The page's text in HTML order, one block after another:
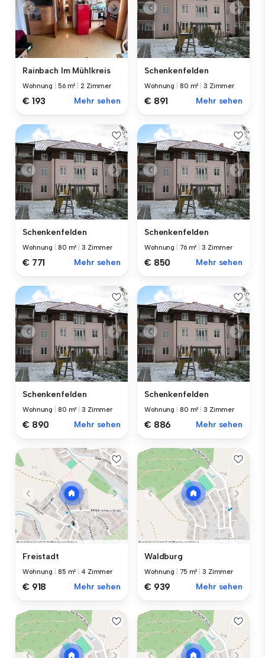
Rainbach Im Mühlkreis
Wohnung 56 m² |2 Zimmer
€ 193 Mehr sehen
Schenkenfelden
Wohnung 80 m² |3 Zimmer
€ 891 Mehr sehen
Schenkenfelden
Wohnung 80 m² |3 Zimmer
€ 771 Mehr sehen
Schenkenfelden
Wohnung 76 m² |3 Zimmer
€ 850 Mehr sehen
Schenkenfelden
Wohnung 80 m² |3 Zimmer
€ 890 Mehr sehen
Schenkenfelden
Wohnung 80 m² |3 Zimmer
€ 886 Mehr sehen
Freistadt
Wohnung 85 m² 4 Zimmer
€ 918 Mehr sehen
Waldburg
Wohnung 75 m² |3 Zimmer
€ 939 Mehr sehen